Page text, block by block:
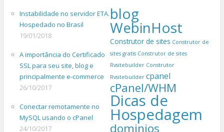
Instabilidade no servidor ETA.
Hospedado no Brasil
19/01/2018
A importância do Certificado
SSL para seu site, blog e
principalmente e-commerce
26/10/2017
Conectar remotamente no
MySQL usando o cPanel
24/10/2017
blog
WebinHost
Construtor de sites Construtor de
sites gratis Construtor de sites
Rvsitebuilder Construtor
Rvsitebuilder cpanel
cPanel/WHM
Dicas de
Hospedagem
dominios